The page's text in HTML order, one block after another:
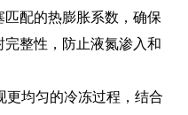
配的热膨胀系数，确保
整性，防止液氮渗入和
更均匀的冷冻过程，结合